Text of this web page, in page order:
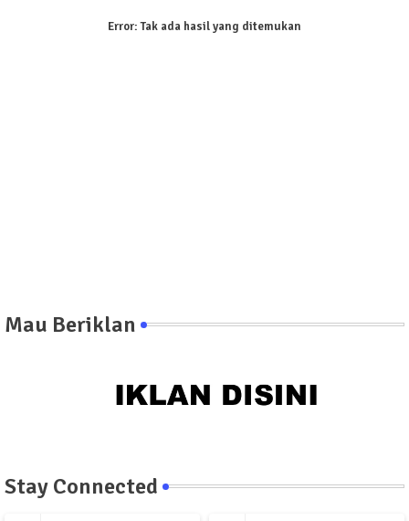
Error:Tak ada hasil yang ditemukan
Mau Beriklan
Stay Connected